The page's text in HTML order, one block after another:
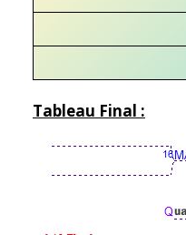
Tableau Final :